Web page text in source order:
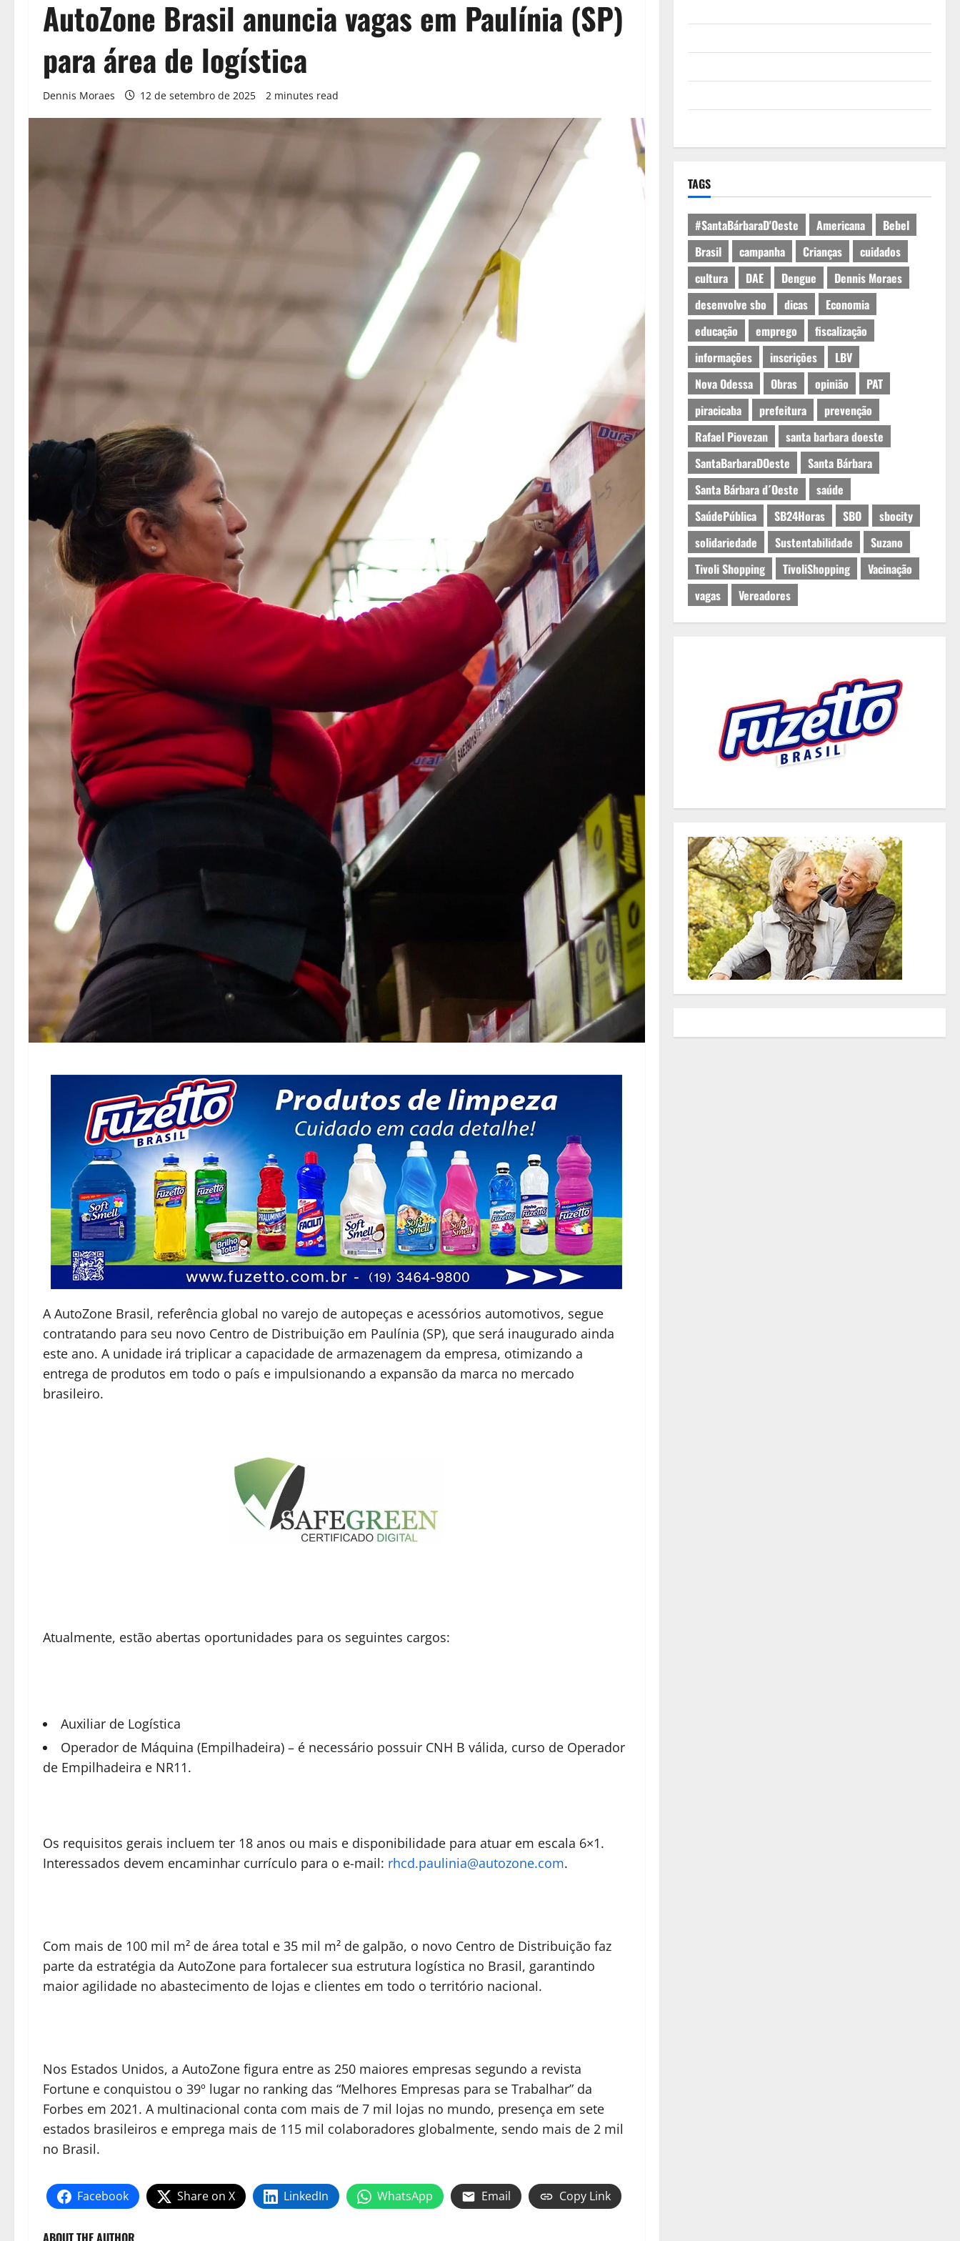
AutoZone Brasil anuncia vagas em Paulínia (SP)
para área de logística
Dennis Moraes 12 de setembro de 2025 2 minutes read
A AutoZone Brasil, referência global no varejo de autopeças e acessórios automotivos, segue
contratando para seu novo Centro de Distribuição em Paulínia (SP), que será inaugurado ainda
este ano. A unidade irá triplicar a capacidade de armazenagem da empresa, otimizando a
entrega de produtos em todo o país e impulsionando a expansão da marca no mercado
brasileiro.
Atualmente, estão abertas oportunidades para os seguintes cargos:
Auxiliar de Logística
Operador de Máquina (Empilhadeira) – é necessário possuir CNH B válida, curso de Operador
de Empilhadeira e NR11.
Os requisitos gerais incluem ter 18 anos ou mais e disponibilidade para atuar em escala 6×1.
Interessados devem encaminhar currículo para o e-mail: rhcd.paulinia@autozone.com.
Com mais de 100 mil m² de área total e 35 mil m² de galpão, o novo Centro de Distribuição faz
parte da estratégia da AutoZone para fortalecer sua estrutura logística no Brasil, garantindo
maior agilidade no abastecimento de lojas e clientes em todo o território nacional.
Nos Estados Unidos, a AutoZone figura entre as 250 maiores empresas segundo a revista
Fortune e conquistou o 39º lugar no ranking das “Melhores Empresas para se Trabalhar” da
Forbes em 2021. A multinacional conta com mais de 7 mil lojas no mundo, presença em sete
estados brasileiros e emprega mais de 115 mil colaboradores globalmente, sendo mais de 2 mil
no Brasil.
Facebook Share on X LinkedIn WhatsApp Email Copy Link
ABOUT THE AUTHOR
TAGS
#SantaBárbaraD'Oeste Americana
Bebel
Brasil
campanha Crianças
cuidados
cultura
DAE Dengue
Dennis Moraes
desenvolve sbo
dicas
Economia
educação
emprego
fiscalização
informações
inscrições
LBV
Nova Odessa
Obras opinião
PAT
piracicaba
prefeitura
prevenção
Rafael Piovezan
santa barbara doeste
SantaBarbaraDOeste
Santa Bárbara
Santa Bárbara d´Oeste
saúde
SaúdePública
SB24Horas SBO
sbocity
solidariedade
Sustentabilidade
Suzano
Tivoli Shopping
TivoliShopping
Vacinação
vagas
Vereadores